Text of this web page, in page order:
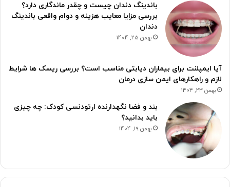
باندینگ دندان چیست و چقدر ماندگاری دارد؟
بررسی مزایا معایب هزینه و دوام واقعی باندینگ
دندان
بهمن 25, 1404
آیا ایمپلنت برای بیماران دیابتی مناسب است؟ بررسی ریسک ها شرایط
لازم و راهکارهای ایمن سازی درمان
بهمن 23, 1404
بند و فضا نگهدارنده ارتودنسی کودک: چه چیزی
باید بدانید؟
بهمن 19, 1404